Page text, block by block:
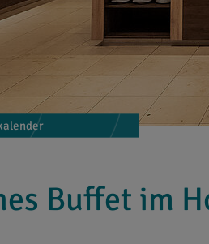
Buffet im